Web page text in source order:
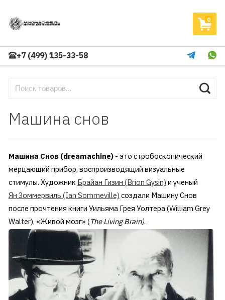
0
+7 (499) 135-33-58
Машина снов
Машина Снов (dreamachine)- это стробоскопический
мерцающий прибор, воспроизводящий визуальные
стимулы. Художник Брайан Гизин (Brion Gysin) и ученый
Ян Зоммервиль (Ian Sommeville) создали Машину Снов
после прочтения книги Уильяма Грея Уолтера (William Grey
Walter), «Живой мозг» (The Living Brain).